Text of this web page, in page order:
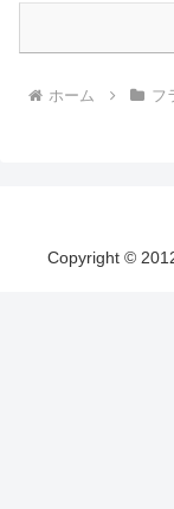
ホーム フ
Copyright ©